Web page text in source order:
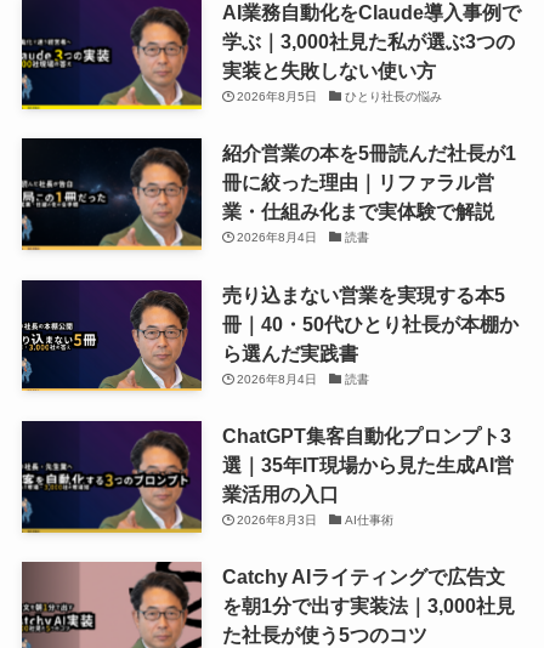
AI業務自動化をClaude導入事例で
学ぶ｜3,000社見た私が選ぶ3つの
実装と失敗しない使い方
2026年8月5日 ひとり社長の悩み
紹介営業の本を5冊読んだ社長が1
冊に絞った理由｜リファラル営
業・仕組み化まで実体験で解説
2026年8月4日 読書
売り込まない営業を実現する本5
冊｜40・50代ひとり社長が本棚か
ら選んだ実践書
2026年8月4日 読書
ChatGPT集客自動化プロンプト3
選｜35年IT現場から見た生成AI営
業活用の入口
2026年8月3日 AI仕事術
Catchy AIライティングで広告文
を朝1分で出す実装法｜3,000社見
た社長が使う5つのコツ